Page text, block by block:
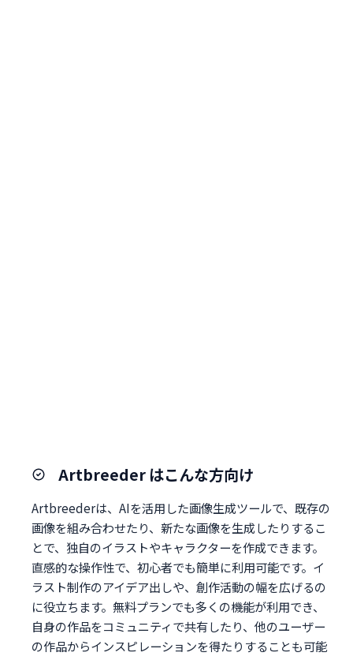
Artbreeder はこんな方向け
Artbreederは、AIを活用した画像生成ツールで、既存の
画像を組み合わせたり、新たな画像を生成したりするこ
とで、独自のイラストやキャラクターを作成できます。
直感的な操作性で、初心者でも簡単に利用可能です。イ
ラスト制作のアイデア出しや、創作活動の幅を広げるの
に役立ちます。無料プランでも多くの機能が利用でき、
自身の作品をコミュニティで共有したり、他のユーザー
の作品からインスピレーションを得たりすることも可能